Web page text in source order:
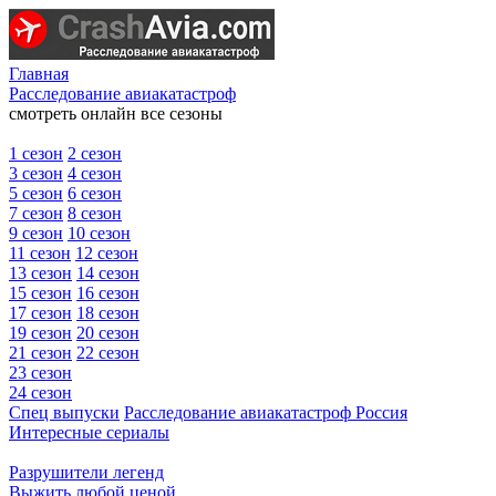
Главная
Расследование авиакатастроф
смотреть онлайн все сезоны
1 сезон 2 сезон
3 сезон 4 сезон
5 сезон 6 сезон
7 сезон 8 сезон
9 сезон 10 сезон
11 сезон 12 сезон
13 сезон 14 сезон
15 сезон 16 сезон
17 сезон 18 сезон
19 сезон 20 сезон
21 сезон 22 сезон
23 сезон
24 сезон
Спец выпуски Расследование авиакатастроф Россия
Интересные сериалы
Разрушители легенд
Выжить любой ценой